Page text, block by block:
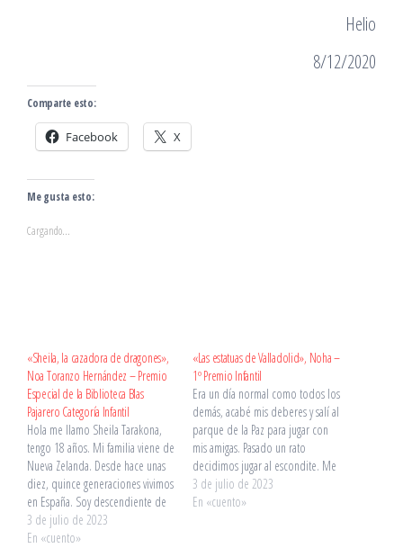
Helio
8/12/2020
Comparte esto:
Facebook X
Me gusta esto:
Cargando...
«Sheila, la cazadora de dragones»,
Noa Toranzo Hernández – Premio
Especial de la Biblioteca Blas
Pajarero Categoría Infantil
Hola me llamo Sheila Tarakona,
tengo 18 años. Mi familia viene de
Nueva Zelanda. Desde hace unas
diez, quince generaciones vivimos
en España. Soy descendiente de
un poderoso cazador de
dragones, os preguntaréis cómo
3 de julio de 2023
En «cuento»
«Las estatuas de Valladolid», Noha –
1º Premio Infantil
Era un día normal como todos los
demás, acabé mis deberes y salí al
parque de la Paz para jugar con
mis amigas. Pasado un rato
decidimos jugar al escondite. Me
escondí detrás de una estatua de
una paloma que estaba allí, me
3 de julio de 2023
En «cuento»